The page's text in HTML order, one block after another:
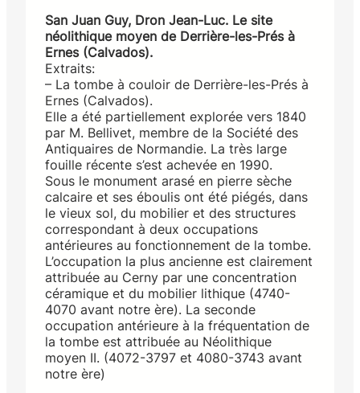
San Juan Guy, Dron Jean-Luc. Le site
néolithique moyen de Derrière-les-Prés à
Ernes (Calvados).
Extraits:
– La tombe à couloir de Derrière-les-Prés à
Ernes (Calvados).
Elle a été partiellement explorée vers 1840
par M. Bellivet, membre de la Société des
Antiquaires de Normandie. La très large
fouille récente s’est achevée en 1990.
Sous le monument arasé en pierre sèche
calcaire et ses éboulis ont été piégés, dans
le vieux sol, du mobilier et des structures
correspondant à deux occupations
antérieures au fonctionnement de la tombe.
L’occupation la plus ancienne est clairement
attribuée au Cerny par une concentration
céramique et du mobilier lithique (4740-
4070 avant notre ère). La seconde
occupation antérieure à la fréquentation de
la tombe est attribuée au Néolithique
moyen II. (4072-3797 et 4080-3743 avant
notre ère)